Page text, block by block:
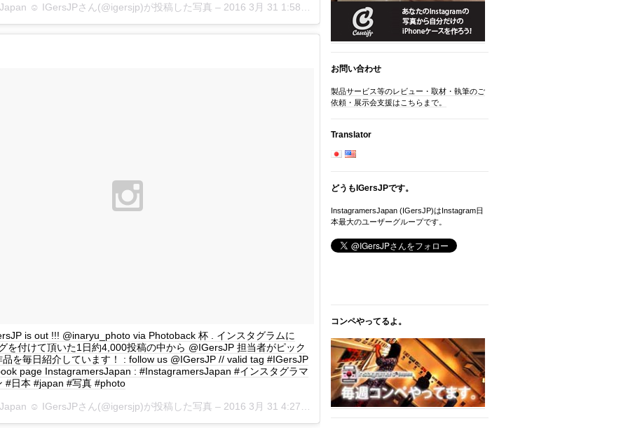
☺︎ IGersJPさん(@igersjp)が投稿した写真 – 2016 3月 31 1:58午前 PDT
is out !!! @inaryu_photo via Photoback 杯 . インスタグラムに
を付けて頂いた1日約4,000投稿の中から @IGersJP 担当者がピック
品を毎日紹介しています！ : follow us @IGersJP // valid tag #IGersJP
page InstagramersJapan : #InstagramersJapan #インスタグラマ
#日本 #japan #写真 #photo
☺︎ IGersJPさん(@igersjp)が投稿した写真 – 2016 3月 31 4:27午前 PDT
お問い合わせ
製品サービス等のレビュー・取材・執筆のご
依頼・展示会支援はこちらまで。
Translator
どうもIGersJPです。
InstagramersJapan (IGersJP)はInstagram日
本最大のユーザーグループです。
コンペやってるよ。